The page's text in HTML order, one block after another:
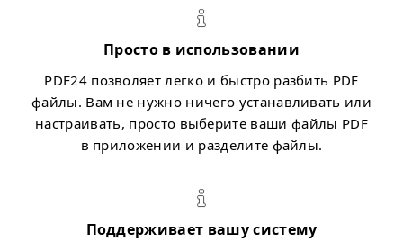
Просто в использовании
PDF24 позволяет легко и быстро разбить PDF
файлы. Вам не нужно ничего устанавливать или
настраивать, просто выберите ваши файлы PDF
в приложении и разделите файлы.
Поддерживает вашу систему